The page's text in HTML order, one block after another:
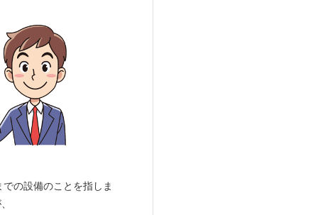
の設備のことを指しま